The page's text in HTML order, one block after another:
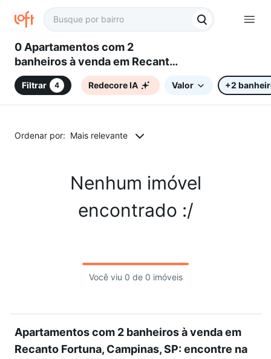
0 Apartamentos com 2
banheiros à venda em Recanto
Fortuna, Campinas, SP
Filtrar 4 Redecore IA Valor +2
Ordenar por: Mais relevante
Nenhum imóvel
encontrado :/
Você viu 0 de 0 imóveis
Apartamentos com 2 banheiros à venda em
Recanto Fortuna, Campinas, SP: encontre na